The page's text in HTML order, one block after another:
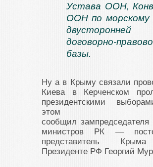
Устава ООН,
ООН по морскому
двусторонней
договорно-
базы.
Ну а в Крыму связали
Киева в Керченском
президентскими
этом
сообщил зампредседателя
министров РК —
представитель
Президенте РФ Георгий